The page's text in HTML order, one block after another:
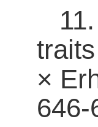
11
×
646-